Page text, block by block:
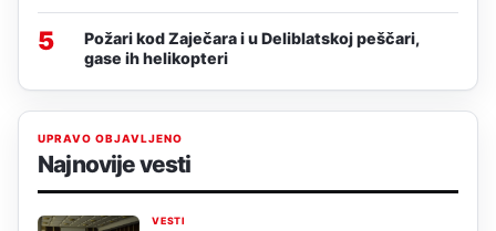
5
Požari kod Zaječara i u Deliblatskoj peščari,
gase ih helikopteri
UPRAVO OBJAVLJENO
Najnovije vesti
VESTI